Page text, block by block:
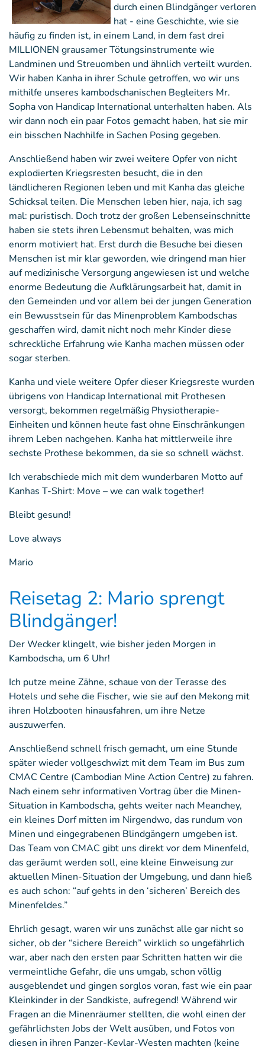
durch einen Blindgänger verloren
hat - eine Geschichte, wie sie
häufig zu finden ist, in einem Land, in dem fast drei
MILLIONEN grausamer Tötungsinstrumente wie
Landminen und Streuomben und ähnlich verteilt wurden.
Wir haben Kanha in ihrer Schule getroffen, wo wir uns
mithilfe unseres kambodschanischen Begleiters Mr.
Sopha von Handicap International unterhalten haben. Als
wir dann noch ein paar Fotos gemacht haben, hat sie mir
ein bisschen Nachhilfe in Sachen Posing gegeben.
Anschließend haben wir zwei weitere Opfer von nicht
explodierten Kriegsresten besucht, die in den
ländlicheren Regionen leben und mit Kanha das gleiche
Schicksal teilen. Die Menschen leben hier, naja, ich sag
mal: puristisch. Doch trotz der großen Lebenseinschnitte
haben sie stets ihren Lebensmut behalten, was mich
enorm motiviert hat. Erst durch die Besuche bei diesen
Menschen ist mir klar geworden, wie dringend man hier
auf medizinische Versorgung angewiesen ist und welche
enorme Bedeutung die Aufklärungsarbeit hat, damit in
den Gemeinden und vor allem bei der jungen Generation
ein Bewusstsein für das Minenproblem Kambodschas
geschaffen wird, damit nicht noch mehr Kinder diese
schreckliche Erfahrung wie Kanha machen müssen oder
sogar sterben.
Kanha und viele weitere Opfer dieser Kriegsreste wurden
übrigens von Handicap International mit Prothesen
versorgt, bekommen regelmäßig Physiotherapie-
Einheiten und können heute fast ohne Einschränkungen
ihrem Leben nachgehen. Kanha hat mittlerweile ihre
sechste Prothese bekommen, da sie so schnell wächst.
Ich verabschiede mich mit dem wunderbaren Motto auf
Kanhas T-Shirt: Move – we can walk together!
Bleibt gesund!
Love always
Mario
Reisetag 2: Mario sprengt
Blindgänger!
Der Wecker klingelt, wie bisher jeden Morgen in
Kambodscha, um 6 Uhr!
Ich putze meine Zähne, schaue von der Terasse des
Hotels und sehe die Fischer, wie sie auf den Mekong mit
ihren Holzbooten hinausfahren, um ihre Netze
auszuwerfen.
Anschließend schnell frisch gemacht, um eine Stunde
später wieder vollgeschwizt mit dem Team im Bus zum
CMAC Centre (Cambodian Mine Action Centre) zu fahren.
Nach einem sehr informativen Vortrag über die Minen-
Situation in Kambodscha, gehts weiter nach Meanchey,
ein kleines Dorf mitten im Nirgendwo, das rundum von
Minen und eingegrabenen Blindgängern umgeben ist.
Das Team von CMAC gibt uns direkt vor dem Minenfeld,
das geräumt werden soll, eine kleine Einweisung zur
aktuellen Minen-Situation der Umgebung, und dann hieß
es auch schon: “auf gehts in den ‘sicheren’ Bereich des
Minenfeldes.”
Ehrlich gesagt, waren wir uns zunächst alle gar nicht so
sicher, ob der “sichere Bereich” wirklich so ungefährlich
war, aber nach den ersten paar Schritten hatten wir die
vermeintliche Gefahr, die uns umgab, schon völlig
ausgeblendet und gingen sorglos voran, fast wie ein paar
Kleinkinder in der Sandkiste, aufregend! Während wir
Fragen an die Minenräumer stellten, die wohl einen der
gefährlichsten Jobs der Welt ausüben, und Fotos von
diesen in ihren Panzer-Kevlar-Westen machten (keine